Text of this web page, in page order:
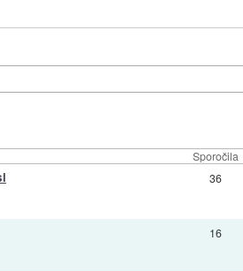
Sporočila
36
16